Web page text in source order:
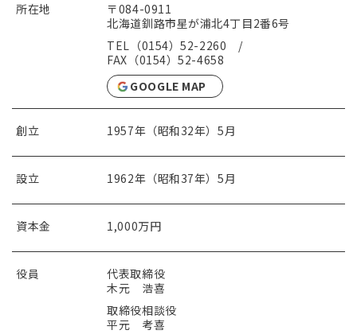
所在地
〒084-0911
北海道釧路市星が浦北4丁目2番6号
TEL（0154）52-2260 /
FAX（0154）52-4658
GOOGLE MAP
創立 1957年（昭和32年）5月
設立 1962年（昭和37年）5月
資本金 1,000万円
役員
代表取締役
木元 浩喜
取締役相談役
平元 考喜